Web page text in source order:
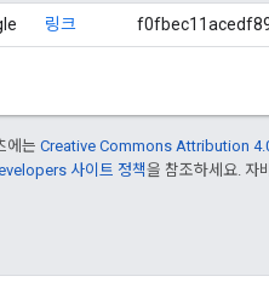
링크
에는 Creative Commons Attribution
사이트 정책을 참조하세요. 자